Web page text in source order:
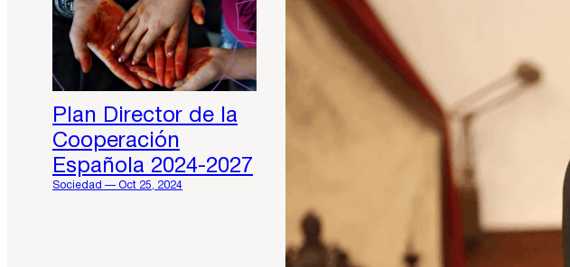
Plan Director de la
Cooperación
Española 2024-2027
Sociedad — Oct 25, 2024